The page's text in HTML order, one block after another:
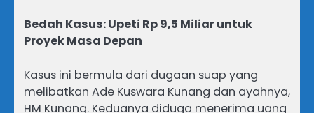
Bedah Kasus: Upeti Rp 9,5 Miliar untuk
Proyek Masa Depan
Kasus ini bermula dari dugaan suap yang
melibatkan Ade Kuswara Kunang dan ayahnya,
HM Kunang. Keduanya diduga menerima uang